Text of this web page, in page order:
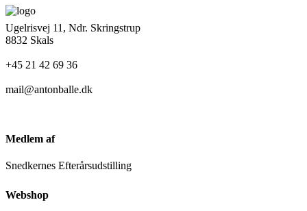
Ugelrisvej 11, Ndr. Skringstrup
8832 Skals
+45 21 42 69 36
mail@antonballe.dk
Medlem af
Snedkernes Efterårsudstilling
Webshop